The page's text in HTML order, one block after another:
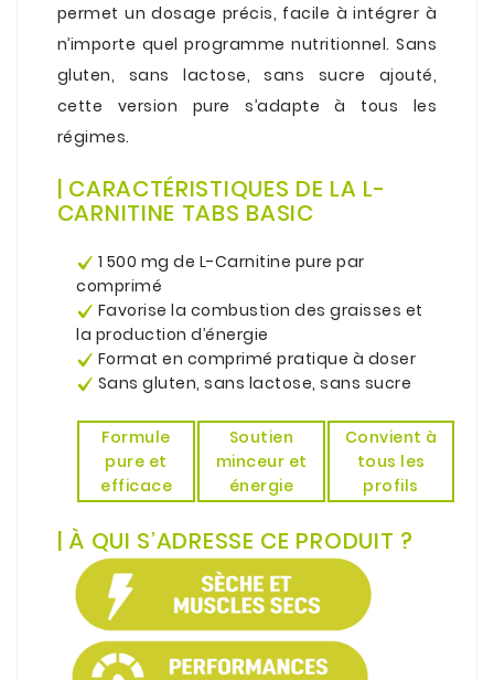
permet un dosage précis, facile à intégrer à
n’importe quel programme nutritionnel. Sans
gluten, sans lactose, sans sucre ajouté,
cette version pure s’adapte à tous les
régimes.
| CARACTÉRISTIQUES DE LA L-
CARNITINE TABS BASIC
1 500 mg de L-Carnitine pure par
comprimé
Favorise la combustion des graisses et
la production d’énergie
Format en comprimé pratique à doser
Sans gluten, sans lactose, sans sucre
Formule
pure et
efficace
Soutien
minceur et
énergie
Convient à
tous les
profils
| À QUI S’ADRESSE CE PRODUIT ?